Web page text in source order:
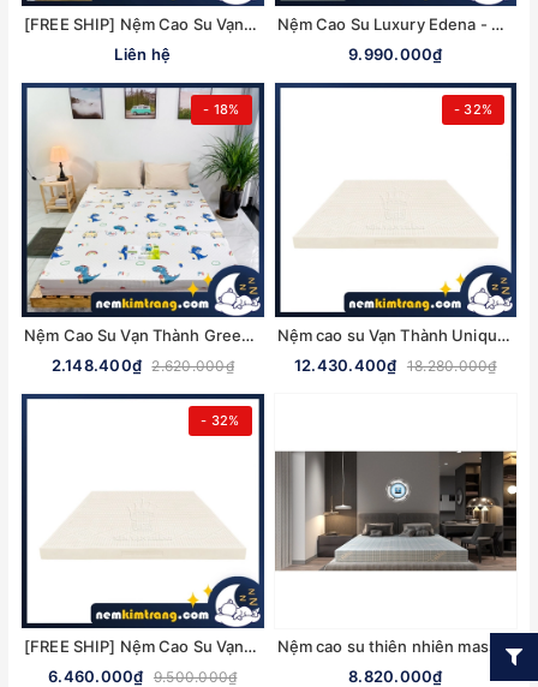
[FREE SHIP] Nệm Cao Su Vạn Thành Unique - CHÍNH HÃNG, BẢO HÀNH 12 NĂM
Liên hệ
Nệm Cao Su Luxury Edena - CHÍNH HÃNG, CAO CẤP
9.990.000₫
- 18%
Nệm Cao Su Vạn Thành Green Sleep Gấp 3 - CHÍNH HÃNG, BẢO HÀNH 05 NĂM
2.148.400₫ 2.620.000₫
- 32%
Nệm cao su Vạn Thành Unique Plus - CHÍNH HÃNG, BẢO HÀNH 15 NĂM
12.430.400₫ 18.280.000₫
- 32%
[FREE SHIP] Nệm Cao Su Vạn Thành QUEEN LATEX SEGOVIA - CHÍNH HÃNG, BẢO HÀNH 15 NĂM
6.460.000₫ 9.500.000₫
Nệm cao su thiên nhiên massage Kim Cương - CHÍNH HÃNG, BẢO HÀNH 12 NĂM
8.820.000₫